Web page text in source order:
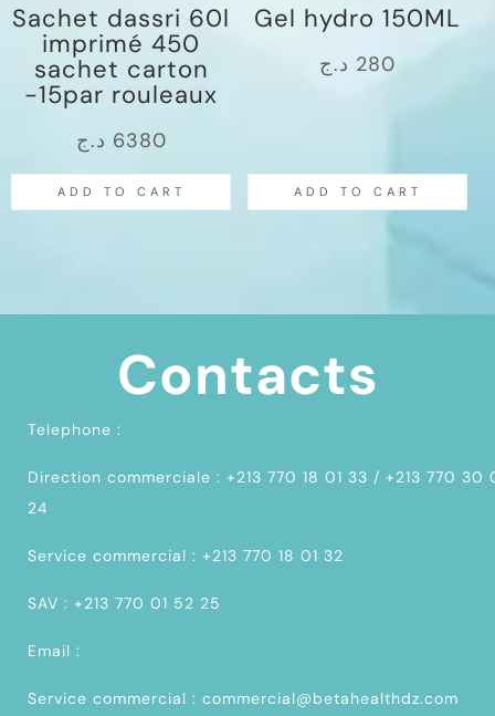
Sachet dassri 60l
imprimé 450
sachet carton
-15par rouleaux
6380 د.ج
ADD TO CART
Gel hydro 150ML
280 د.ج
ADD TO CART
Contacts
Telephone :
Direction commerciale : +213 770 18 01 33 / +213 770 30
24
Service commercial : +213 770 18 01 32
SAV : +213 770 01 52 25
Email :
Service commercial : commercial@betahealthdz.com